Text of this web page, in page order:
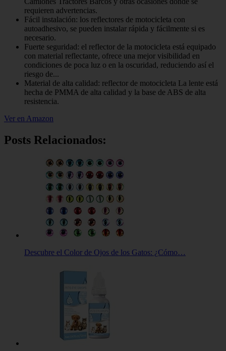
requieren advertencias.
Fácil instalación: los reflectores de motocicleta con
autoadhesivo, se pueden instalar rápida y fácilmente si es
necesario.
Fuerte seguridad: el reflector de la motocicleta está equipado
con material reflectante, ofrece una mejor visibilidad en
condiciones de poca luz o en la oscuridad, reduciendo así el
riesgo de...
Material de alta calidad: reflector de motocicleta La lente está
hecha de PMMA de alta calidad y la base de ABS de alta
resistencia.
Ver en Amazon
Posts Relacionados:
Descubre el Color de Ojos de los Gatos: ¿Cómo…